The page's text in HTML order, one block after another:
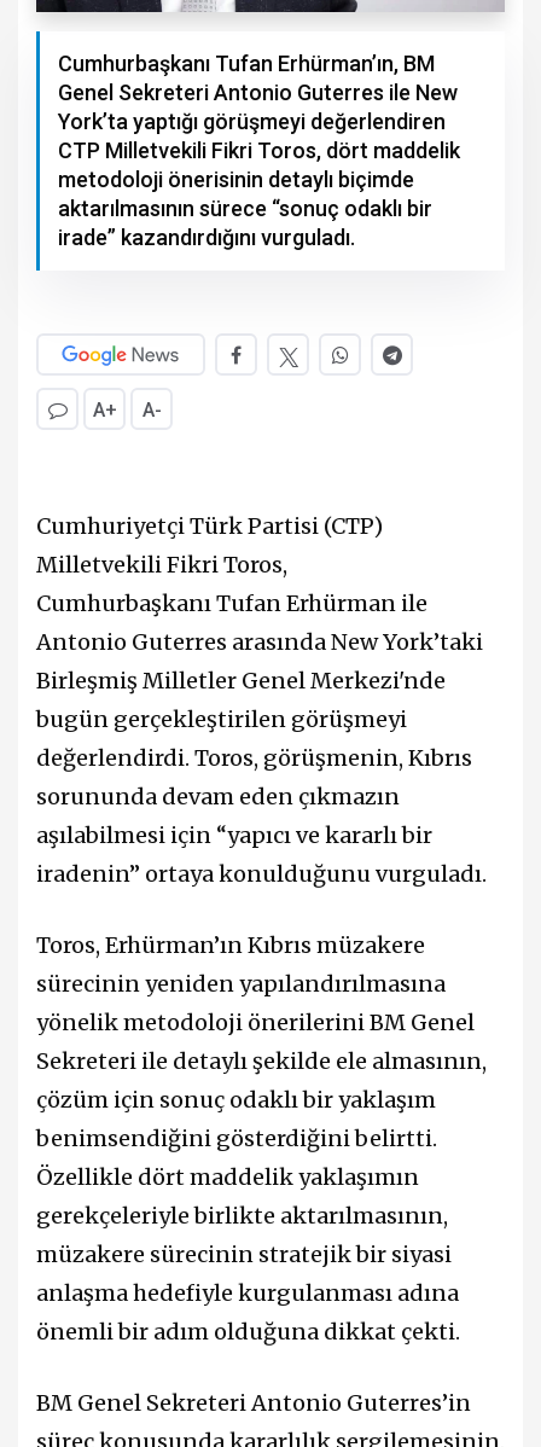
Cumhurbaşkanı Tufan Erhürman’ın, BM
Genel Sekreteri Antonio Guterres ile New
York’ta yaptığı görüşmeyi değerlendiren
CTP Milletvekili Fikri Toros, dört maddelik
metodoloji önerisinin detaylı biçimde
aktarılmasının sürece “sonuç odaklı bir
irade” kazandırdığını vurguladı.
A+ A-
Cumhuriyetçi Türk Partisi (CTP)
MilletvekiliFikri Toros,
CumhurbaşkanıTufan Erhürman ile
Antonio Guterres arasında New York’taki
Birleşmiş Milletler Genel Merkezi'nde
bugün gerçekleştirilen görüşmeyi
değerlendirdi. Toros, görüşmenin, Kıbrıs
sorununda devam eden çıkmazın
aşılabilmesi için “yapıcı ve kararlı bir
iradenin” ortaya konulduğunu vurguladı.
Toros, Erhürman’ın Kıbrıs müzakere
sürecinin yeniden yapılandırılmasına
yönelik metodoloji önerilerini BM Genel
Sekreteri ile detaylı şekilde ele almasının,
çözüm için sonuç odaklı bir yaklaşım
benimsendiğini gösterdiğini belirtti.
Özellikle dört maddelik yaklaşımın
gerekçeleriyle birlikte aktarılmasının,
müzakere sürecinin stratejik bir siyasi
anlaşma hedefiyle kurgulanması adına
önemli bir adım olduğuna dikkat çekti.
BM Genel Sekreteri Antonio Guterres’in